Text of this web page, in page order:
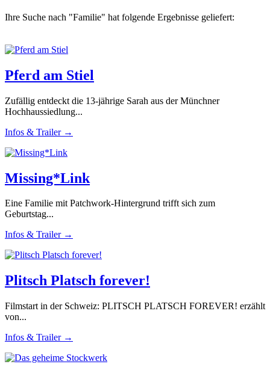
Ihre Suche nach "Familie" hat folgende Ergebnisse geliefert:
Pferd am Stiel
Zufällig entdeckt die 13-jährige Sarah aus der Münchner
Hochhaussiedlung...
Infos & Trailer →
Missing*Link
Eine Familie mit Patchwork-Hintergrund trifft sich zum
Geburtstag...
Infos & Trailer →
Plitsch Platsch forever!
Filmstart in der Schweiz: PLITSCH PLATSCH FOREVER! erzählt
von...
Infos & Trailer →